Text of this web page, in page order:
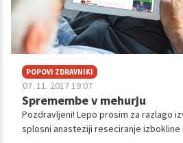
namreč ostala tako rekoč številka v
zdravstvenem sistemu pomagaj si kot
veste, kako je bolezen moteča, kako
sem relativno mlada imam majhnega
naprej za svoje zdravje, kot bi se
obrnila na svojega ginekologa, ki mi
potrebi omogoči prejemanje aplikacije
si rada zagotovila še dodatno mnenje
me če aplikacije Cystistat-a prejemam
pomaga, kakšne obcije zdravljenja ima
POPOVI ZDRAVNIKI
07. 11. 2017 19.07
Spremembe v mehurju
Pozdravljeni! Lepo prosim za razlago
splosni anasteziji reseciranje